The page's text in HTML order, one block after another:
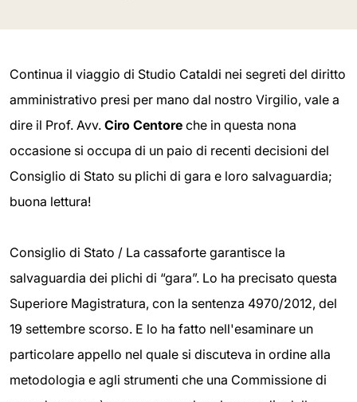
Continua il viaggio di Studio Cataldi nei segreti del diritto
amministrativo presi per mano dal nostro Virgilio, vale a
dire il Prof. Avv. Ciro Centore che in questa nona
occasione si occupa di un paio di recenti decisioni del
Consiglio di Stato su plichi di gara e loro salvaguardia;
buona lettura!
Consiglio di Stato / La cassaforte garantisce la
salvaguardia dei plichi di “gara”. Lo ha precisato questa
Superiore Magistratura, con la sentenza 4970/2012, del
19 settembre scorso. E lo ha fatto nell'esaminare un
particolare appello nel quale si discuteva in ordine alla
metodologia e agli strumenti che una Commissione di